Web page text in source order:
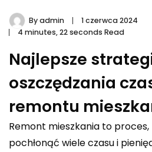
Byadmin
1 czerwca 2024
4 minutes, 22 seconds Read
Najlepsze
oszczędzania
remontu
Remont mieszkania to
pochłonąć wiele czasu i